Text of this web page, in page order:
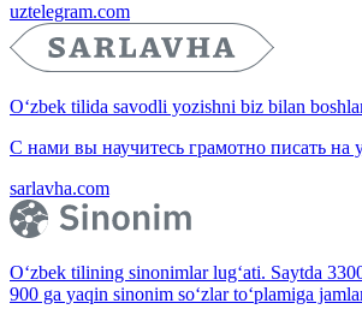
uztelegram.com
O‘zbek tilida savodli yozishni biz bilan
С нами вы научитесь грамотно писать на
sarlavha.com
O‘zbek tilining sinonimlar lug‘ati. Saytda
900 ga yaqin sinonim so‘zlar to‘plamiga